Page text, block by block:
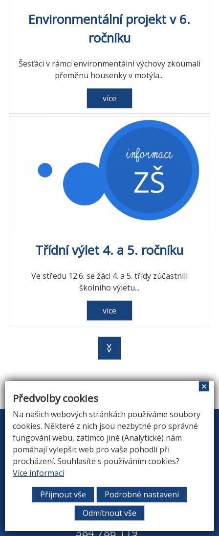
Environmentální projekt v 6.
ročníku
Šesťáci v rámci environmentální výchovy zkoumali
přeměnu housenky v motýla...
více
Třídní výlet 4. a 5. ročníku
Ve středu 12.6. se žáci 4. a 5. třídy zúčastnili
školního výletu...
více
>>
Předvolby cookies
Na našich webových stránkách používáme soubory
cookies. Některé z nich jsou nezbytné pro správné
fungování webu, zatímco jiné (Analytické) nám
pomáhají vylepšit web pro vaše pohodlí při
procházení. Souhlasíte s používáním cookies?
Více informací
Přijmout vše
Podrobné nastavení
Odmítnout vše
✕